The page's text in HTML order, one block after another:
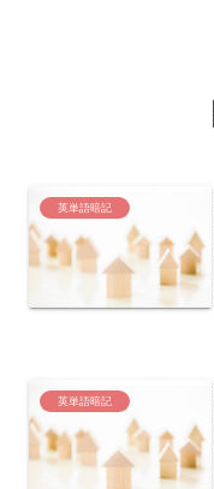
英単語暗記
英単語暗記